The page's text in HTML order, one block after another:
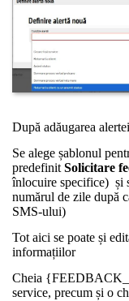
După adăugarea
Se alege șablonul
predefinitSolicitare
înlocuire specifice) și
numărul de zile după
SMS-ului)
Tot aici se poate și
informațiilor
Cheia
service, precum și o